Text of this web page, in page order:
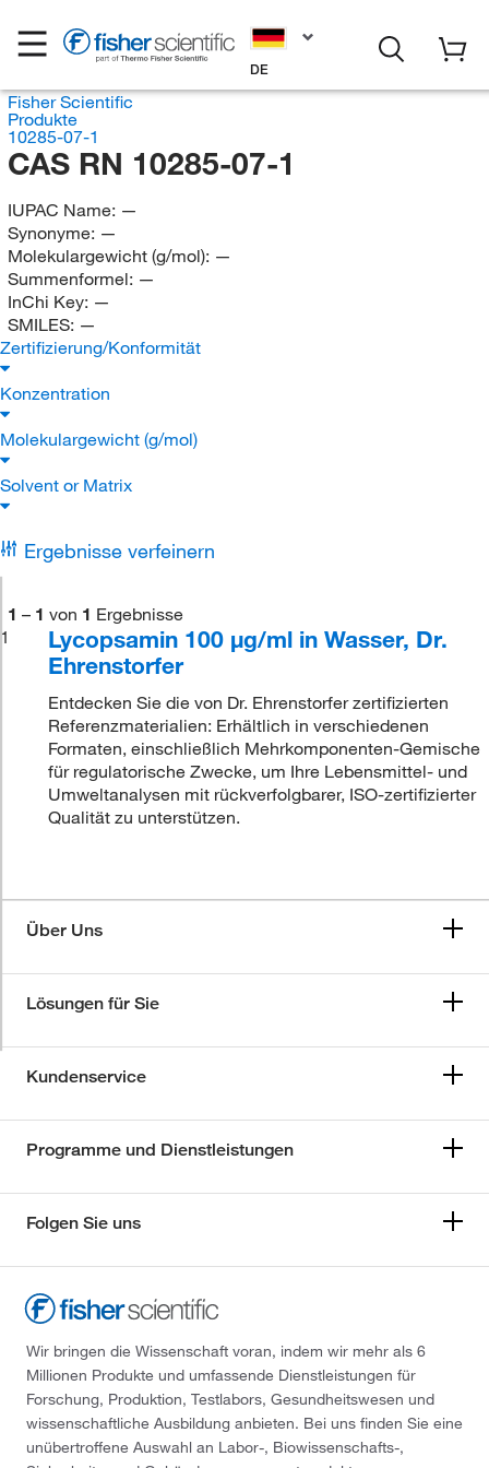
DE
Fisher Scientific
Produkte
10285-07-1
CAS RN 10285-07-1
IUPAC Name: —
Synonyme: —
Molekulargewicht (g/mol): —
Summenformel: —
InChi Key: —
SMILES: —
Zertifizierung/Konformität
Konzentration
Molekulargewicht (g/mol)
Solvent or Matrix
Ergebnisse verfeinern
1 – 1 von 1 Ergebnisse
1
Lycopsamin 100 μg/ml in Wasser, Dr.
Ehrenstorfer
Entdecken Sie die von Dr. Ehrenstorfer zertifizierten
Referenzmaterialien: Erhältlich in verschiedenen
Formaten, einschließlich Mehrkomponenten-Gemische
für regulatorische Zwecke, um Ihre Lebensmittel- und
Umweltanalysen mit rückverfolgbarer, ISO-zertifizierter
Qualität zu unterstützen.
Über Uns
Lösungen für Sie
Kundenservice
Programme und Dienstleistungen
Folgen Sie uns
Wir bringen die Wissenschaft voran, indem wir mehr als 6
Millionen Produkte und umfassende Dienstleistungen für
Forschung, Produktion, Testlabors, Gesundheitswesen und
wissenschaftliche Ausbildung anbieten. Bei uns finden Sie eine
unübertroffene Auswahl an Labor-, Biowissenschafts-,